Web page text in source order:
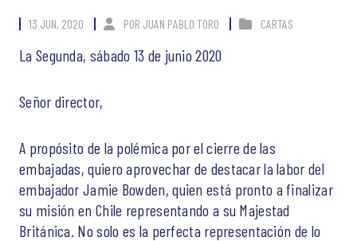
13 JUN, 2020 POR JUAN PABLO TORO CARTAS
La Segunda, sábado 13 de junio 2020
Señor director,
A propósito de la polémica por el cierre de las
embajadas, quiero aprovechar de destacar la labor del
embajador Jamie Bowden, quien está pronto a finalizar
su misión en Chile representando a su Majestad
Británica. No solo es la perfecta representación de lo